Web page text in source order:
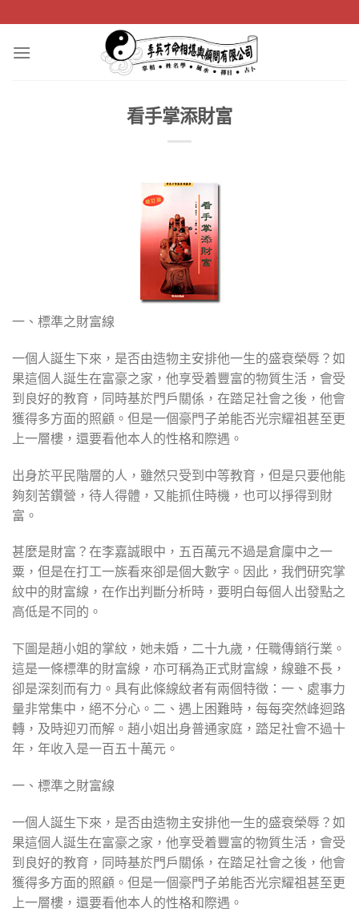
to
content
看手掌添財富
一、標準之財富線
一個人誕生下來，是否由造物主安排他一生的盛衰榮辱？如
果這個人誕生在富豪之家，他享受着豐富的物質生活，會受
到良好的教育，同時基於門戶關係，在踏足社會之後，他會
獲得多方面的照顧。但是一個豪門子弟能否光宗耀祖甚至更
上一層樓，還要看他本人的性格和際遇。
出身於平民階層的人，雖然只受到中等教育，但是只要他能
夠刻苦鑽營，待人得體，又能抓住時機，也可以掙得到財
富。
甚麼是財富？在李嘉誠眼中，五百萬元不過是倉廩中之一
粟，但是在打工一族看來卻是個大數字。因此，我們研究掌
紋中的財富線，在作出判斷分析時，要明白每個人出發點之
高低是不同的。
下圖是趙小姐的掌紋，她未婚，二十九歲，任職傳銷行業。
這是一條標準的財富線，亦可稱為正式財富線，線雖不長，
卻是深刻而有力。具有此條線紋者有兩個特徵：一、處事力
量非常集中，絕不分心。二、遇上困難時，每每突然峰迴路
轉，及時迎刃而解。趙小姐出身普通家庭，踏足社會不過十
年，年收入是一百五十萬元。
一、標準之財富線
一個人誕生下來，是否由造物主安排他一生的盛衰榮辱？如
果這個人誕生在富豪之家，他享受着豐富的物質生活，會受
到良好的教育，同時基於門戶關係，在踏足社會之後，他會
獲得多方面的照顧。但是一個豪門子弟能否光宗耀祖甚至更
上一層樓，還要看他本人的性格和際遇。